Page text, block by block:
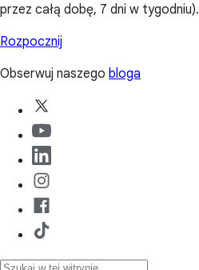
przez całą dobę, 7 dni w tygodniu).
Rozpocznij
Obserwuj naszego bloga